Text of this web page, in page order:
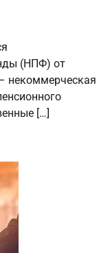
(НПФ) от
некоммерческая
[…]